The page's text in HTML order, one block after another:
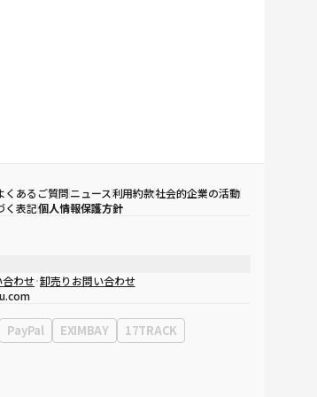
くあるご質問ニュース利用約款社会的企業の活動
く表記個人情報保護方針
永東大路513、3階(三成洞、coex)
わせ 卸売りお問い合わせ
PayPal EXIMBAY 17TRACK